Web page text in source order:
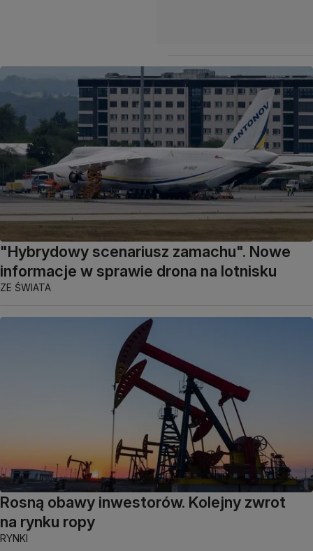
"Hybrydowy scenariusz zamachu". Nowe
informacje w sprawie drona na lotnisku
ZE ŚWIATA
Rosną obawy inwestorów. Kolejny zwrot
na rynku ropy
RYNKI